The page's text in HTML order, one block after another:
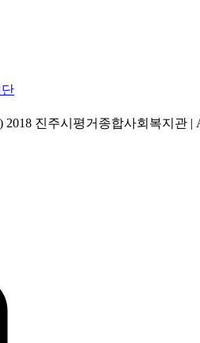
2018 진주시평거종합사회복지관 |